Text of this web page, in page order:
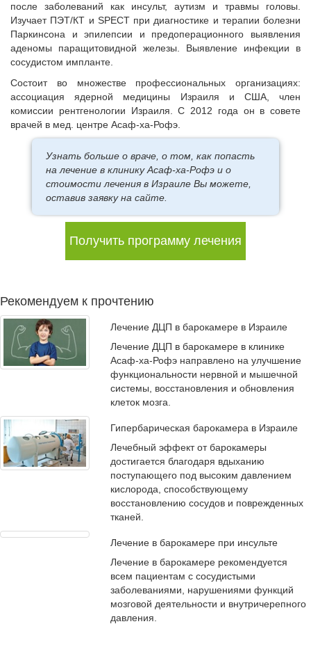
после заболеваний как инсульт, аутизм и травмы головы.
Изучает ПЭТ/КТ и SPECT при диагностике и терапии болезни
Паркинсона и эпилепсии и предоперационного выявления
аденомы паращитовидной железы. Выявление инфекции в
сосудистом импланте.
Состоит во множестве профессиональных организациях:
ассоциация ядерной медицины Израиля и США, член
комиссии рентгенологии Израиля. С 2012 года он в совете
врачей в мед. центре Асаф-ха-Рофэ.
Узнать больше о враче, о том, как попасть
на лечение в клинику Асаф-ха-Рофэ и о
стоимости лечения в Израиле Вы можете,
оставив заявку на сайте.
Получить программу лечения
Рекомендуем к прочтению
Лечение ДЦП в барокамере в Израиле
Лечение ДЦП в барокамере в клинике
Асаф-ха-Рофэ направлено на улучшение
функциональности нервной и мышечной
системы, восстановления и обновления
клеток мозга.
Гипербарическая барокамера в Израиле
Лечебный эффект от барокамеры
достигается благодаря вдыханию
поступающего под высоким давлением
кислорода, способствующему
восстановлению сосудов и поврежденных
тканей.
Лечение в барокамере при инсульте
Лечение в барокамере рекомендуется
всем пациентам с сосудистыми
заболеваниями, нарушениями функций
мозговой деятельности и внутричерепного
давления.